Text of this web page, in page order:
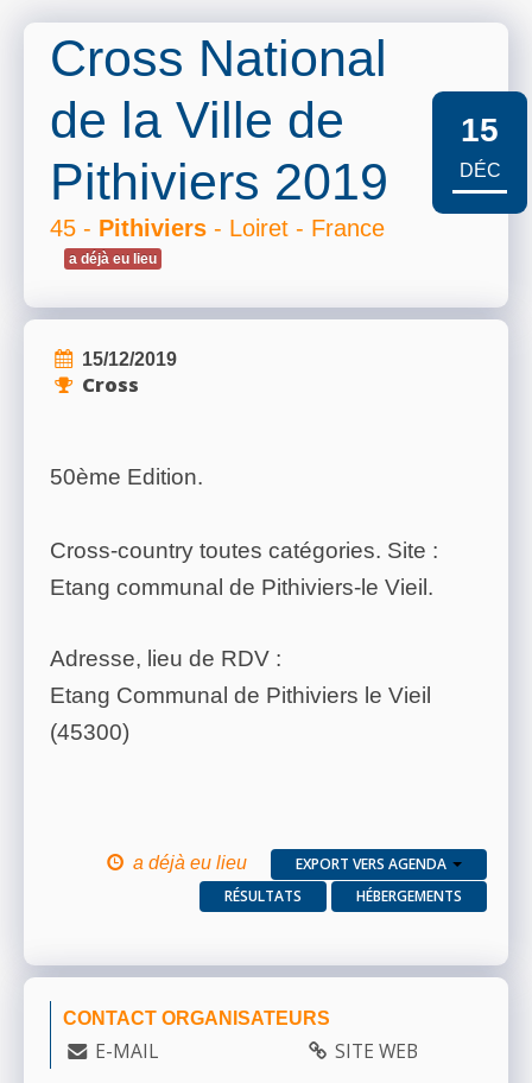
Cross National
de la Ville de
Pithiviers 2019
45 - Pithiviers - Loiret - France
a déjà eu lieu
15
DÉC
15/12/2019
Cross
50ème Edition.
Cross-country toutes catégories. Site :
Etang communal de Pithiviers-le Vieil.
Adresse, lieu de RDV :
Etang Communal de Pithiviers le Vieil
(45300)
a déjà eu lieu
EXPORT VERS AGENDA
RÉSULTATS
HÉBERGEMENTS
CONTACT ORGANISATEURS
E-MAIL SITE WEB